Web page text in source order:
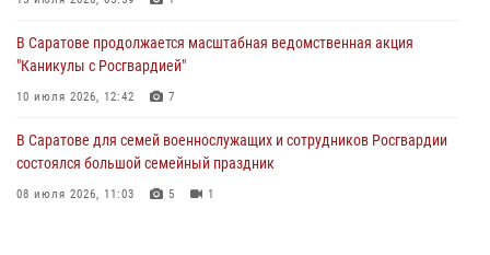
В Саратовской области при содействии спецназа Росгвардии
задержан подозреваемый в незаконном обороте наркотиков
В Саратове продолжается масштабная ведомственная акция
"Каникулы с Росгвардией"
10 июля 2026, 12:42 7
В Саратове для семей военнослужащих и сотрудников Росгвардии
состоялся большой семейный праздник
08 июля 2026, 11:03 5 1